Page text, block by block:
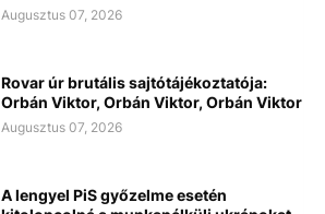
Augusztus 07, 2026
Rovar úr brutális sajtótájékoztatója:
Orbán Viktor, Orbán Viktor, Orbán Viktor
Augusztus 07, 2026
A lengyel PiS győzelme esetén